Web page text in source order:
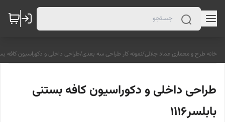
خانه طرح و معماری عماد جلالی/نمونه کار طراحی سه بعدی/طراحی داخلی و دکوراسیون کافه
طراحی داخلی و دکوراسیون کافه بستنی
بابلسر1116